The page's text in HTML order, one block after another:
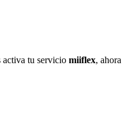
activa tu servicio miiflex, ahora